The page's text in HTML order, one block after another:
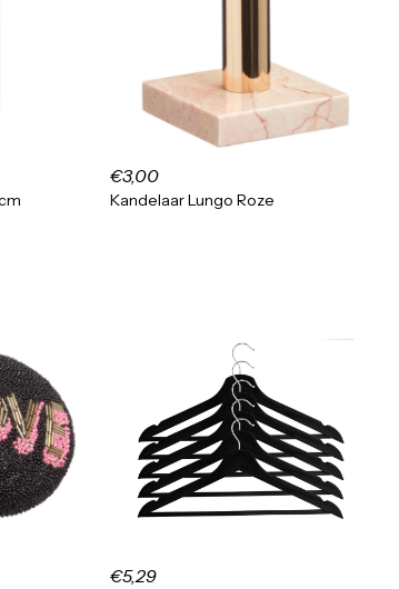
€3,00
Kandelaar Lungo Roze
€5,29